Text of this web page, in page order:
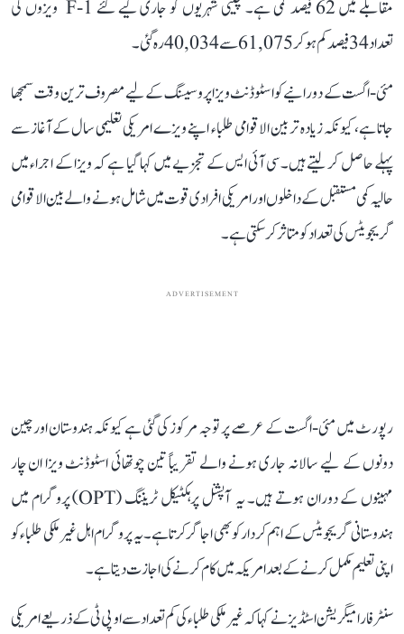
مقابلے میں 62 فیصد کمی ہے۔ چینی شہریوں کو جاری کیے گئے F-1 ویزوں کی
تعداد 34 فیصد کم ہو کر 61,075 سے 40,034 رہ گئی۔
مئی-اگست کے دورانیے کوا سٹوڈنٹ ویزا پروسیسنگ کے لیے مصروف ترین وقت سمجھا
جاتا ہے، کیونکہ زیادہ تر بین الاقوامی طلباء اپنے ویزے امریکی تعلیمی سال کے آغاز سے
پہلے حاصل کر لیتے ہیں۔ سی آئی ایس کے تجزیے میں کہا گیا ہے کہ ویزا کے اجراء میں
حالیہ کمی مستقبل کے داخلوں اور امریکی افرادی قوت میں شامل ہونے والے بین الاقوامی
گریجویٹس کی تعداد کو متاثر کر سکتی ہے۔
ADVERTISEMENT
رپورٹ میں مئی-اگست کے عرصے پر توجہ مرکوز کی گئی ہے کیونکہ ہندوستان اور چین
دونوں کے لیے سالانہ جاری ہونے والے تقریباً تین چوتھائی اسٹوڈنٹ ویزا ان چار
مہینوں کے دوران ہوتے ہیں۔ یہ آپشنل پرہکٹیکل ٹریننگ (OPT) پروگرام میں
ہندوستانی گریجویٹس کے اہم کردار کو بھی اجاگر کرتا ہے۔ یہ پروگرام اہل غیر ملکی طلباء کو
اپنی تعلیم مکمل کرنے کے بعد امریکہ میں کام کرنے کی اجازت دیتا ہے۔
سنٹر فار امیگریشن اسٹڈیز نے کہا کہ غیر ملکی طلباء کی کم تعداد سے او پی ٹی کے ذریعے امریکی